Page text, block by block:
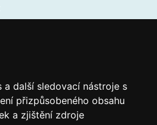
další sledovací nástroje s
přizpůsobeného obsahu
a zjištění zdroje